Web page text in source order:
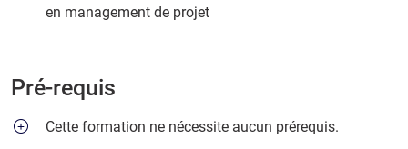
en management de projet
Pré-requis
Cette formation ne nécessite aucun prérequis.